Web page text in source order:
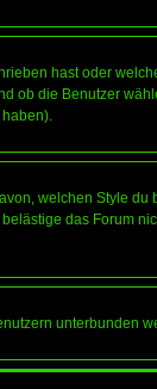
hast oder
ob die Benutzer
welchen Style
das Forum
unterbunden